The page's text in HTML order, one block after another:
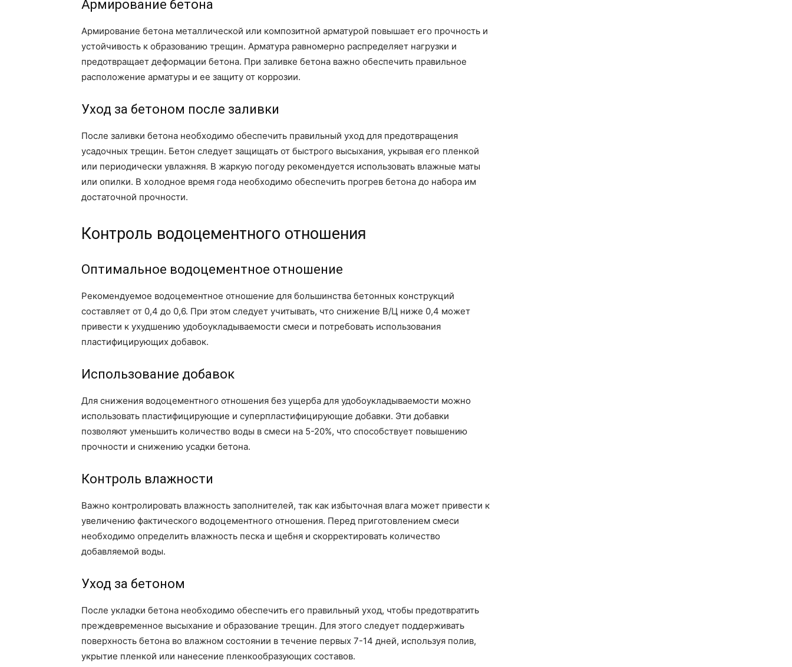
Армирование бетона
Армирование бетона металлической или композитной арматурой повышает его прочность и
устойчивость к образованию трещин. Арматура равномерно распределяет нагрузки и
предотвращает деформации бетона. При заливке бетона важно обеспечить правильное
расположение арматуры и ее защиту от коррозии.
Уход за бетоном после заливки
После заливки бетона необходимо обеспечить правильный уход для предотвращения
усадочных трещин. Бетон следует защищать от быстрого высыхания, укрывая его пленкой
или периодически увлажняя. В жаркую погоду рекомендуется использовать влажные маты
или опилки. В холодное время года необходимо обеспечить прогрев бетона до набора им
достаточной прочности.
Контроль водоцементного отношения
Оптимальное водоцементное отношение
Рекомендуемое водоцементное отношение для большинства бетонных конструкций
составляет от 0,4 до 0,6. При этом следует учитывать, что снижение В/Ц ниже 0,4 может
привести к ухудшению удобоукладываемости смеси и потребовать использования
пластифицирующих добавок.
Использование добавок
Для снижения водоцементного отношения без ущерба для удобоукладываемости можно
использовать пластифицирующие и суперпластифицирующие добавки. Эти добавки
позволяют уменьшить количество воды в смеси на 5-20%, что способствует повышению
прочности и снижению усадки бетона.
Контроль влажности
Важно контролировать влажность заполнителей, так как избыточная влага может привести к
увеличению фактического водоцементного отношения. Перед приготовлением смеси
необходимо определить влажность песка и щебня и скорректировать количество
добавляемой воды.
Уход за бетоном
После укладки бетона необходимо обеспечить его правильный уход, чтобы предотвратить
преждевременное высыхание и образование трещин. Для этого следует поддерживать
поверхность бетона во влажном состоянии в течение первых 7-14 дней, используя полив,
укрытие пленкой или нанесение пленкообразующих составов.